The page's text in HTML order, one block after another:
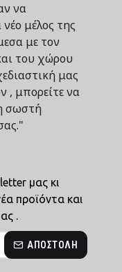
να
μέλος της
με τον
του χώρου
μας
, μπορείτε να
σωστή
μας κι
προϊόντα και
.
ΑΠΟΣΤΟΛΉ